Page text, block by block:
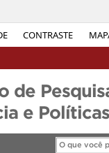
CONTRASTE
Acesso
de
e